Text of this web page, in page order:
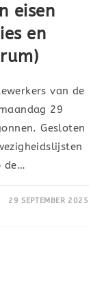
eisen
en
van de
29
Gesloten
de…
29 SEPTEMBER 2025